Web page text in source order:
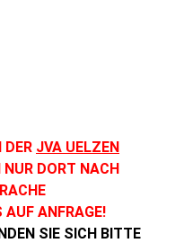
DER JVA UELZEN
NUR DORT NACH
AUF ANFRAGE!
SIE SICH BITTE